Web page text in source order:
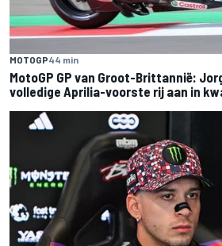
MOTOGP44 min
MotoGP GP van Groot-Brittannië:
volledige Aprilia-voorste rij aan in